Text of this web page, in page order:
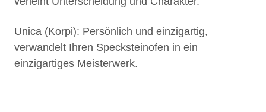
Unica (Korpi): Persönlich und einzigartig,
verwandelt Ihren Specksteinofen in ein
einzigartiges Meisterwerk.